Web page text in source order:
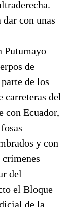
con unas
Putumayo
de
de los
carreteras del
con Ecuador,
y con
del
el Bloque
de la